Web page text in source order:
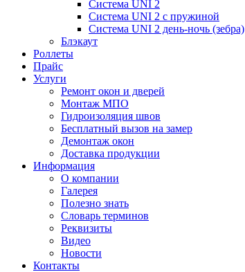
Система UNI 2
Система UNI 2 с пружиной
Система UNI 2 день-ночь (зебра)
Блэкаут
Роллеты
Прайс
Услуги
Ремонт окон и дверей
Монтаж МПО
Гидроизоляция швов
Бесплатный вызов на замер
Демонтаж окон
Доставка продукции
Информация
О компании
Галерея
Полезно знать
Словарь терминов
Реквизиты
Видео
Новости
Контакты